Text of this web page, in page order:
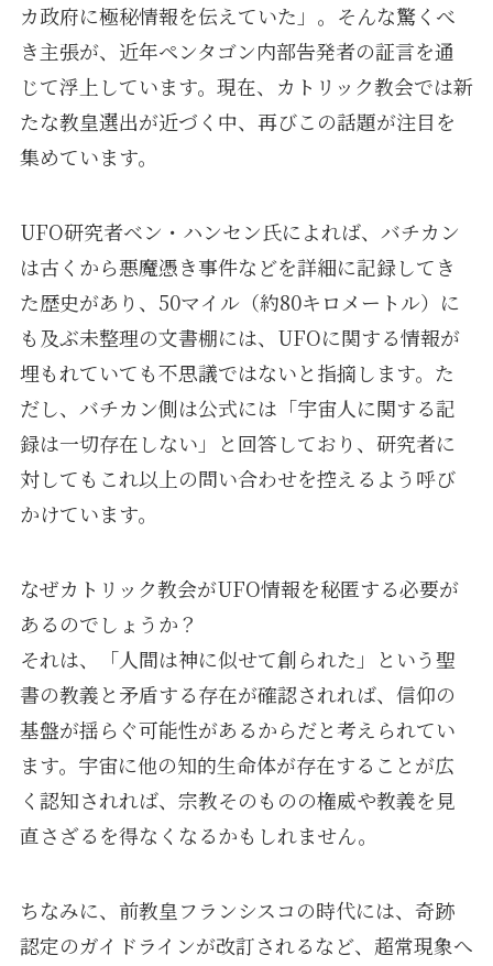
カ政府に極秘情報を伝えていた」。そんな驚くべ
き主張が、近年ペンタゴン内部告発者の証言を通
じて浮上しています。現在、カトリック教会では新
たな教皇選出が近づく中、再びこの話題が注目を
集めています。
UFO研究者ベン・ハンセン氏によれば、バチカン
は古くから悪魔憑き事件などを詳細に記録してき
た歴史があり、50マイル（約80キロメートル）に
も及ぶ未整理の文書棚には、UFOに関する情報が
埋もれていても不思議ではないと指摘します。た
だし、バチカン側は公式には「宇宙人に関する記
録は一切存在しない」と回答しており、研究者に
対してもこれ以上の問い合わせを控えるよう呼び
かけています。
なぜカトリック教会がUFO情報を秘匿する必要が
あるのでしょうか？
それは、「人間は神に似せて創られた」という聖
書の教義と矛盾する存在が確認されれば、信仰の
基盤が揺らぐ可能性があるからだと考えられてい
ます。宇宙に他の知的生命体が存在することが広
く認知されれば、宗教そのものの権威や教義を見
直さざるを得なくなるかもしれません。
ちなみに、前教皇フランシスコの時代には、奇跡
認定のガイドラインが改訂されるなど、超常現象へ